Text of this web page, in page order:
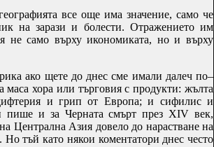
все още има значение, само че
на зарази и болести. Отражението им
не само върху икономиката, но и върху
ако щете до днес сме имали далеч по–
хора или търговия с продукти: жълта
и грип от Европа; и сифилис и
пише и за Черната смърт през XIV век,
Централна Азия довело до нарастване на
тъй като някои коментатори днес често